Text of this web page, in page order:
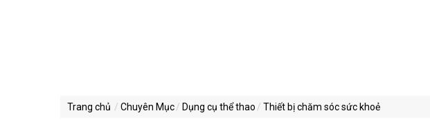
Trang chủ Chuyên Mục Dụng cụ thể thao Thiết bị chăm sóc sức khoẻ